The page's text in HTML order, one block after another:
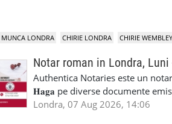
MUNCA LONDRA CHIRIE LONDRA CHIRIE WEMBLEY
Notar roman in Londra, Luni
Authentica Notaries este un
𝐇𝐚𝐠𝐚 pe diverse documente
căsătorie) ♦ 𝐩𝐫𝐨𝐜𝐮𝐫𝐢 ♦
Londra, 07 Aug 2026, 14:06